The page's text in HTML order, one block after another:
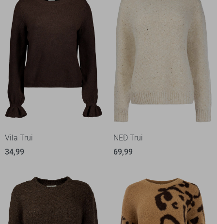
Vila Trui
34,99
NED Trui
69,99